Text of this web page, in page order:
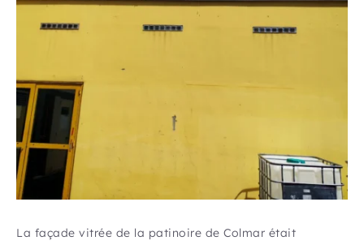
La façade vitrée de la patinoire de Colmar était